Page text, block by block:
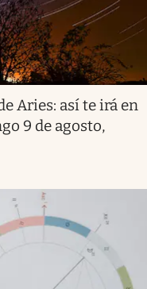
Aries: así te irá en
9 de agosto,